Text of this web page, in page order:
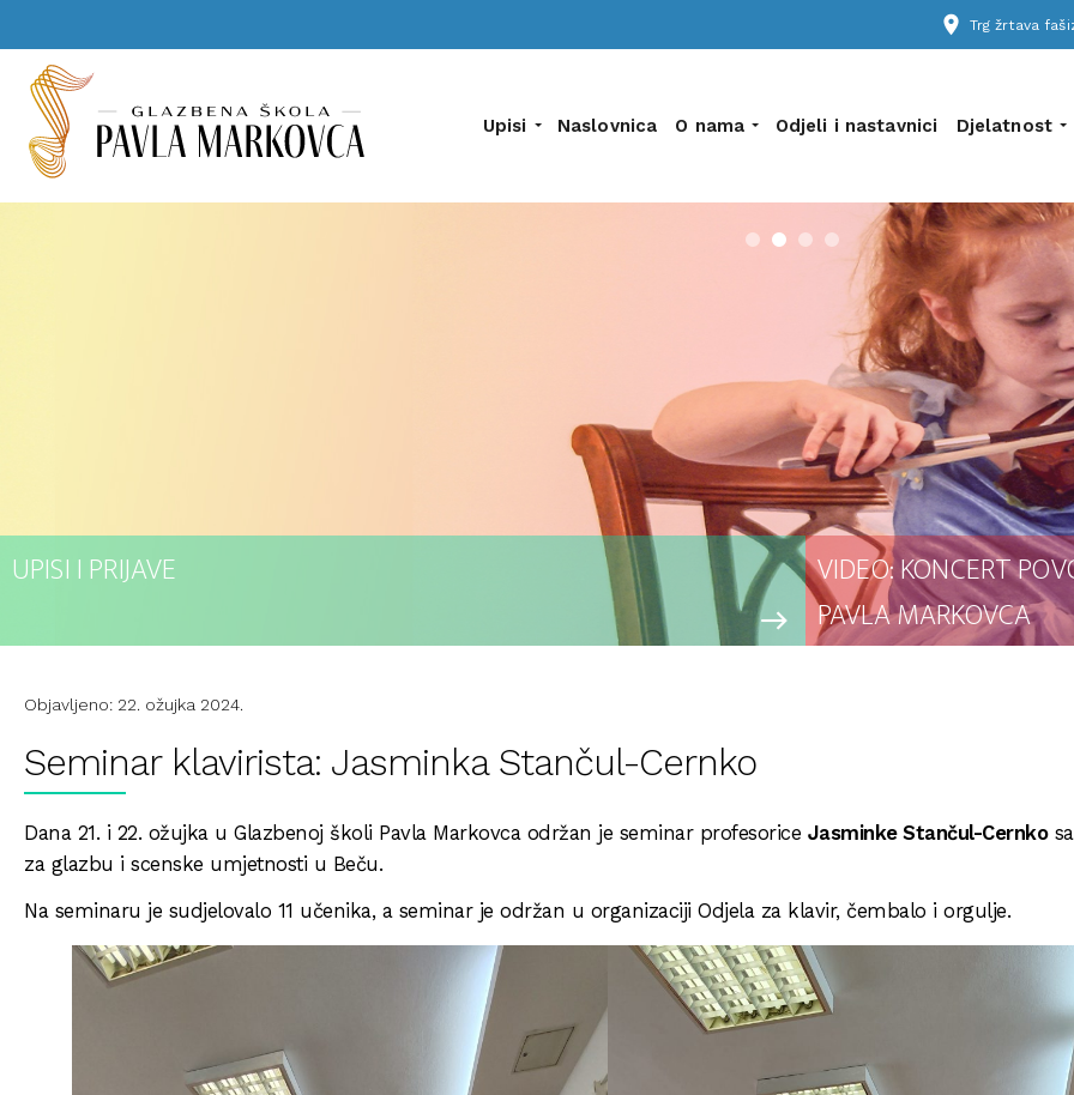
place Trg žrtava
Upisi Naslovnica O nama Odjeli i nastavnici Djelatnost
UPISI I PRIJAVE
east
VIDEO: KONCERT
PAVLA MARKOVCA
Objavljeno: 22. ožujka 2024.
Seminar klavirista: Jasminka Stančul-Cernko
Dana 21. i 22. ožujka u Glazbenoj školi Pavla Markovca održan je seminar profesorice Jasminke Stančul-Cernkosa
za glazbu i scenske umjetnosti u Beču.
Na seminaru je sudjelovalo 11 učenika, a seminar je održan u organizaciji Odjela za klavir, čembalo i orgulje.